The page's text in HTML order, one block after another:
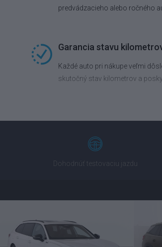
predvádzacieho alebo ročného
Garancia stavu
Každé auto pri nákupe veľmi
skutočný stav kilometrov a
Presadnite do vozidla vyššej
povinné zmluvné poistenie
prevezmeme všetky právne záruky.
Dohodnúť testovaciu jazdu